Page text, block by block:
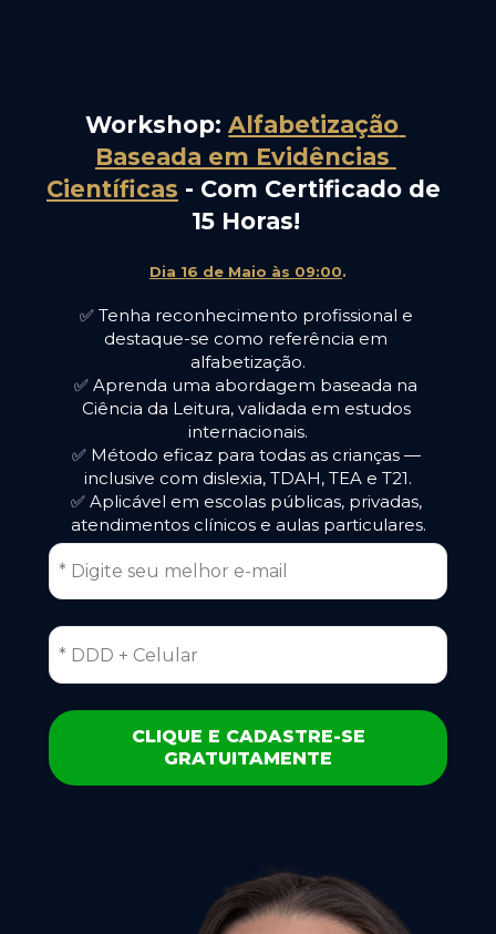
Workshop: Alfabetização
Baseada em Evidências
Científicas - Com Certificado de
15 Horas!
Dia 16 de Maio às 09:00.
✅ Tenha reconhecimento profissional e
destaque-se como referência em
alfabetização.
✅ Aprenda uma abordagem baseada na
Ciência da Leitura, validada em estudos
internacionais.
✅ Método eficaz para todas as crianças —
inclusive com dislexia, TDAH, TEA e T21.
✅ Aplicável em escolas públicas, privadas,
atendimentos clínicos e aulas particulares.
CLIQUE E CADASTRE-SE
GRATUITAMENTE